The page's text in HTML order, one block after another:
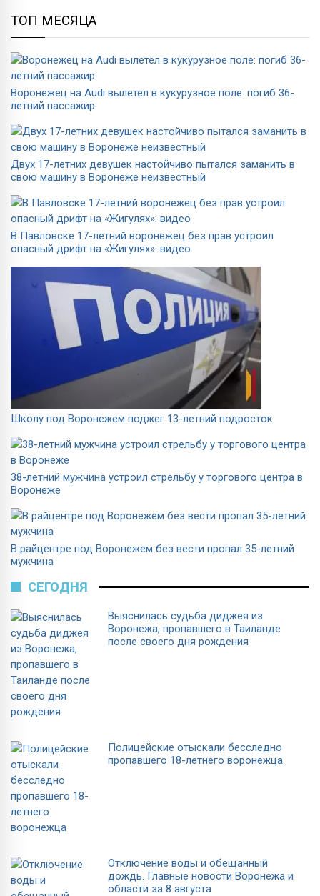
ТОП МЕСЯЦА
Воронежец на Audi вылетел в кукурузное поле: погиб 36-
летний пассажир
Двух 17-летних девушек настойчиво пытался заманить в
свою машину в Воронеже неизвестный
В Павловске 17-летний воронежец без прав устроил
опасный дрифт на «Жигулях»: видео
Школу под Воронежем поджег 13-летний подросток
38-летний мужчина устроил стрельбу у торгового центра в
Воронеже
В райцентре под Воронежем без вести пропал 35-летний
мужчина
СЕГОДНЯ
Выяснилась судьба диджея из
Воронежа, пропавшего в Таиланде
после своего дня рождения
Полицейские отыскали бесследно
пропавшего 18-летнего воронежца
Отключение воды и обещанный
дождь. Главные новости Воронежа и
области за 8 августа